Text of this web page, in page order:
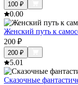
100 ₽
0.00
Женский путь к
200 ₽
200 ₽
5.01
Сказочные